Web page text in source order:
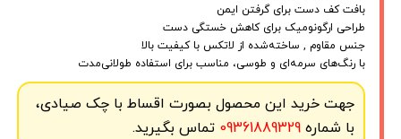
بافت کف دست برای گرفتن ایمن
طراحی ارگونومیک برای کاهش خستگی دست
جنس مقاوم , ساخته‌شده از لاتکس با کیفیت بالا
با رنگ‌های سرمه‌ای و طوسی، مناسب برای استفاده طولانی‌مدت
جهت خرید این محصول بصورت اقساط با چک صیادی،
با شماره09361889329 تماس بگیرید.